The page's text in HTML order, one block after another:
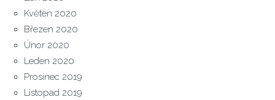
Květen 2020
Březen 2020
Únor 2020
Leden 2020
Prosinec 2019
Listopad 2019